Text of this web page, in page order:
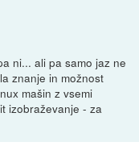
ni... ali pa samo jaz ne
znanje in možnost
mašin z vsemi
izobraževanje - za